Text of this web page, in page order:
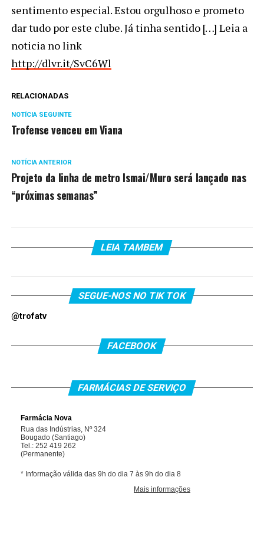
sentimento especial. Estou orgulhoso e prometo
dar tudo por este clube. Já tinha sentido […] Leia a
noticia no link
http://dlvr.it/SvC6Wl
RELACIONADAS
NOTÍCIA SEGUINTE
Trofense venceu em Viana
NOTÍCIA ANTERIOR
Projeto da linha de metro Ismai/Muro será lançado nas
“próximas semanas”
LEIA TAMBEM
SEGUE-NOS NO TIK TOK
@trofatv
FACEBOOK
FARMÁCIAS DE SERVIÇO